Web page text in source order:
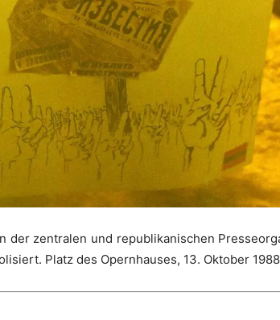
der zentralen und republikanischen
Platz des Opernhauses, 13. Oktober